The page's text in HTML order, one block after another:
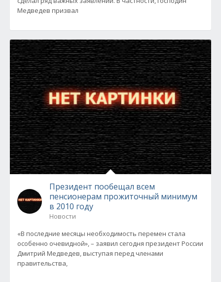
Медведев призвал
Президент пообещал всем
пенсионерам прожиточный минимум
в 2010 году
Новости
«В последние месяцы необходимость перемен стала
особенно очевидной», – заявил сегодня президент России
Дмитрий Медведев, выступая перед членами
правительства,